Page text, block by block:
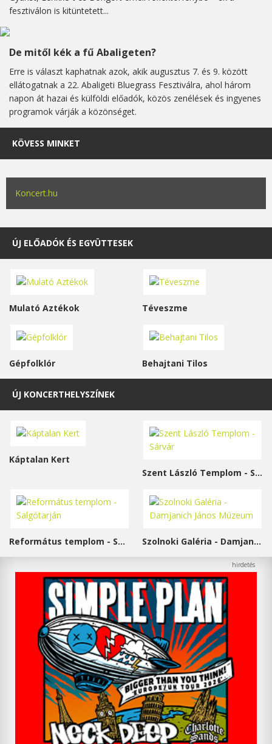
fesztiválon is kitüntetett...
De mitől kék a fű Abaligeten?
Erre is választ kaphatnak azok, akik augusztus 7. és 9. között
ellátogatnak a 22. Abaligeti Bluegrass Fesztiválra, ahol három
napon át hazai és külföldi előadók, közös zenélések és ingyenes
programok várják a közönséget.
KÖVESS MINKET
Koncert.hu
ÚJ ELŐADÓK ÉS EGYÜTTESEK
Mulató Aztékok Téveszme
Gépfolklór Behajtani Tilos
ÚJ KONCERTHELYSZÍNEK
Káptalan Kert
Szent László Templom - Sárvár
Református templom - Salgótarján Szolnoki Galéria - Damjanich János Múzeum